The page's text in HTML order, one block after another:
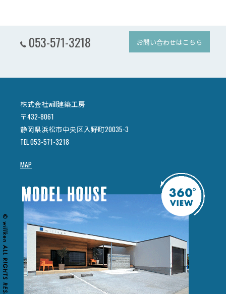
053-571-3218 お問い合わせはこちら
株式会社will建築工房
〒432-8061
静岡県浜松市中央区入野町20035-3
TEL 053-571-3218
MAP